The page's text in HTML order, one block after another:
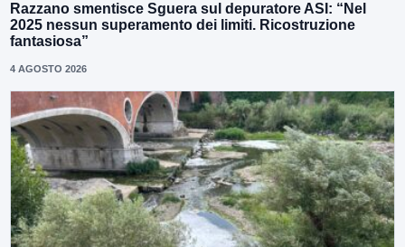
Razzano smentisce Sguera sul depuratore ASI: “Nel
2025 nessun superamento dei limiti. Ricostruzione
fantasiosa”
4 AGOSTO 2026